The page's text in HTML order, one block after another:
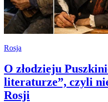
Rosja
O złodzieju
literaturze”, czyli
Rosji